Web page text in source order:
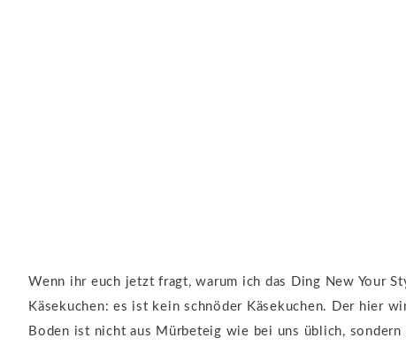
Wenn ihr euch jetzt fragt, warum ich das Ding New Your
Käsekuchen: es ist kein schnöder Käsekuchen. Der hier
Boden ist nicht aus Mürbeteig wie bei uns üblich,